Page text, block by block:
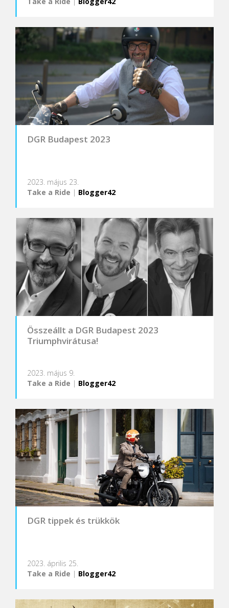
DGR Budapest 2023
2023. május 23.
Take a Ride | Blogger42
Összeállt a DGR Budapest 2023
Triumphvirátusa!
2023. május 9.
Take a Ride | Blogger42
DGR tippek és trükkök
2023. április 25.
Take a Ride | Blogger42